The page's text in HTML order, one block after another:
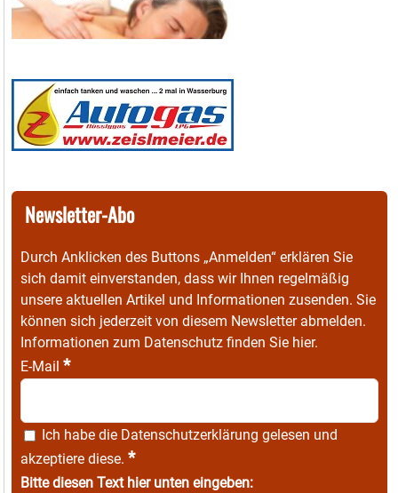
Newsletter-Abo
Durch Anklicken des Buttons „Anmelden“ erklären Sie
sich damit einverstanden, dass wir Ihnen regelmäßig
unsere aktuellen Artikel und Informationen zusenden. Sie
können sich jederzeit von diesem Newsletter abmelden.
Informationen zum Datenschutz finden Sie hier.
E-Mail *
Ich habe die Datenschutzerklärung gelesen und
akzeptiere diese. *
Bitte diesen Text hier unten eingeben: